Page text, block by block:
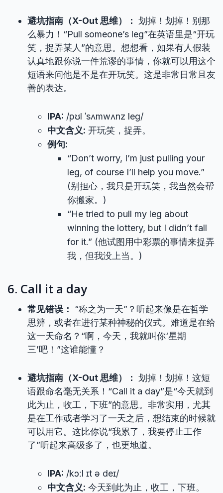
避坑指南（X-Out 思维）： 划掉！划掉！别那
么暴力！“Pull someone’s leg”在英语里是“开玩
笑，捉弄某人”的意思。想想看，如果有人假装
认真地跟你说一件荒谬的事情，你就可以用这个
短语来问他是不是在开玩笑。这是非常日常且友
善的表达。
IPA: /pʊl ˈsʌmwʌnz leɡ/
中文含义: 开玩笑，捉弄。
例句:
“Don’t worry, I’m just pulling your
leg, of course I’ll help you move.”
(别担心，我只是开玩笑，我当然会帮
你搬家。)
“He tried to pull my leg about
winning the lottery, but I didn’t fall
for it.” (他试图用中彩票的事情来捉弄
我，但我没上当。)
6. Call it a day
常见错误：
“称之为一天”？听起来像是在哲学
思辨，或者在进行某种神秘的仪式。难道是在给
这一天命名？“啊，今天，我就叫你‘星期
三’吧！”这谁能懂？
避坑指南（X-Out 思维）： 划掉！划掉！这短
语跟命名毫无关系！“Call it a day”是“今天就到
此为止，收工，下班”的意思。非常实用，尤其
是在工作或者学习了一天之后，想结束的时候就
可以用它。这比你说“我累了，我要停止工作
了”听起来高级多了，也更地道。
IPA: /kɔːl ɪt ə deɪ/
中文含义: 今天到此为止，收工，下班。